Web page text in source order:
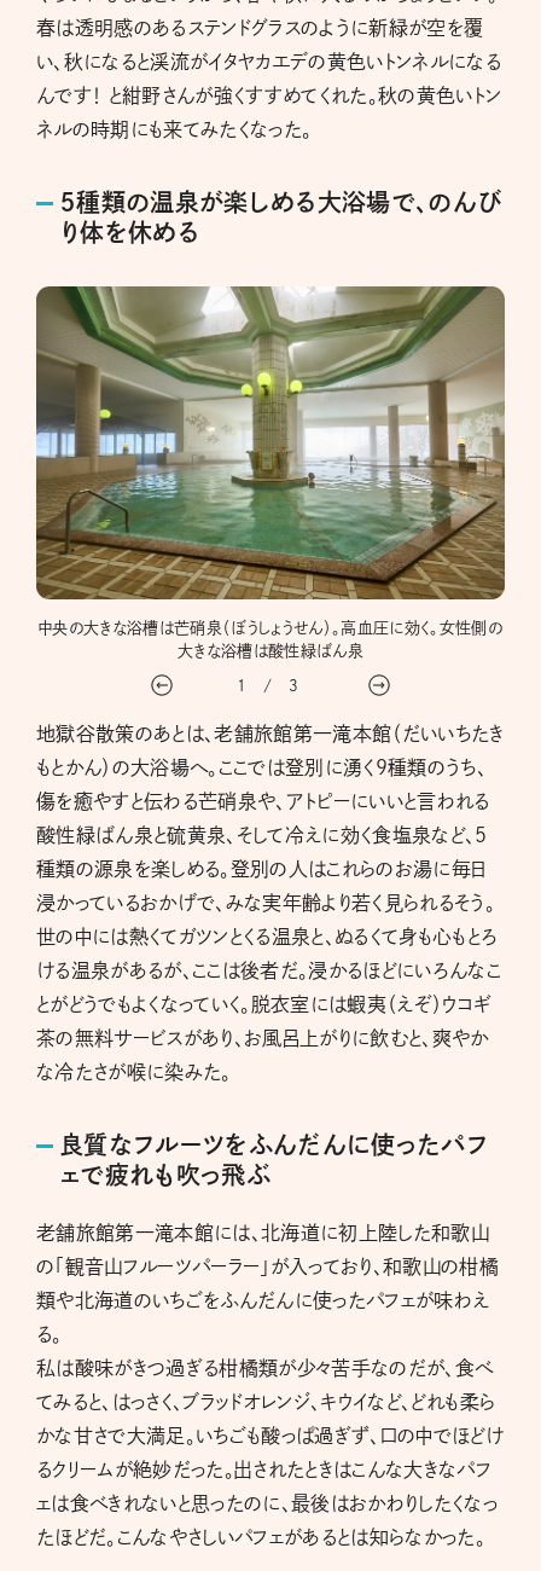
春は透明感のあるステンドグラスのように新緑が空を覆
い、秋になると渓流がイタヤカエデの黄色いトンネルになる
んです！ と紺野さんが強くすすめてくれた。秋の黄色いトン
ネルの時期にも来てみたくなった。
５種類の温泉が楽しめる大浴場で、のんび
り体を休める
中央の大きな浴槽は芒硝泉（ぼうしょうせん）。高血圧に効く。女性側の
大きな浴槽は酸性緑ばん泉
1 / 3
地獄谷散策のあとは、老舗旅館第一滝本館（だいいちたき
もとかん）の大浴場へ。ここでは登別に湧く９種類のうち、
傷を癒やすと伝わる芒硝泉や、アトピーにいいと言われる
酸性緑ばん泉と硫黄泉、そして冷えに効く食塩泉など、５
種類の源泉を楽しめる。登別の人はこれらのお湯に毎日
浸かっているおかげで、みな実年齢より若く見られるそう。
世の中には熱くてガツンとくる温泉と、ぬるくて身も心もとろ
ける温泉があるが、ここは後者だ。浸かるほどにいろんなこ
とがどうでもよくなっていく。脱衣室には蝦夷（えぞ）ウコギ
茶の無料サービスがあり、お風呂上がりに飲むと、爽やか
な冷たさが喉に染みた。
良質なフルーツをふんだんに使ったパフ
ェで疲れも吹っ飛ぶ
老舗旅館第一滝本館には、北海道に初上陸した和歌山
の「観音山フルーツパーラー」が入っており、和歌山の柑橘
類や北海道のいちごをふんだんに使ったパフェが味わえ
る。
私は酸味がきつ過ぎる柑橘類が少々苦手なのだが、食べ
てみると、はっさく、ブラッドオレンジ、キウイなど、どれも柔ら
かな甘さで大満足。いちごも酸っぱ過ぎず、口の中でほどけ
るクリームが絶妙だった。出されたときはこんな大きなパフ
ェは食べきれないと思ったのに、最後はおかわりしたくなっ
たほどだ。こんなやさしいパフェがあるとは知らなかった。